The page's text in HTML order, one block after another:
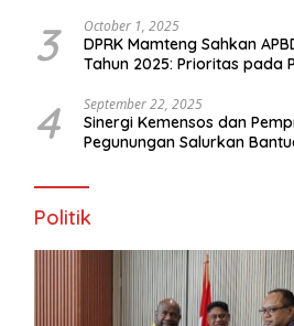
3 October 1, 2025
DPRK Mamteng Sahkan
Tahun 2025: Prioritas pada
4 September 22, 2025
Sinergi Kemensos dan
Pegunungan Salurkan
Politik